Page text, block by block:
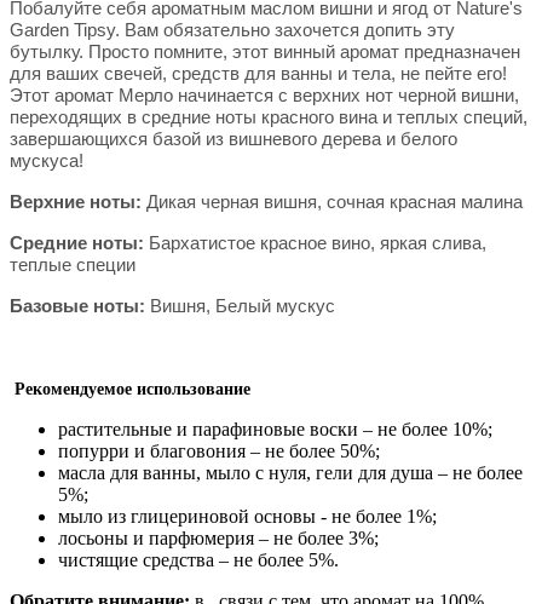
Побалуйте себя ароматным маслом вишни и ягод от Nature's
Garden Tipsy. Вам обязательно захочется допить эту
бутылку. Просто помните, этот винный аромат предназначен
для ваших свечей, средств для ванны и тела, не пейте его!
Этот аромат Мерло начинается с верхних нот черной вишни,
переходящих в средние ноты красного вина и теплых специй,
завершающихся базой из вишневого дерева и белого
мускуса!
Верхние ноты: Дикая черная вишня, сочная красная малина
Средние ноты: Бархатистое красное вино, яркая слива,
теплые специи
Базовые ноты: Вишня, Белый мускус
Рекомендуемое использование
растительные и парафиновые воски – не более 10%;
попурри и благовония – не более 50%;
масла для ванны, мыло с нуля, гели для душа – не более
5%;
мыло из глицериновой основы - не более 1%;
лосьоны и парфюмерия – не более 3%;
чистящие средства – не более 5%.